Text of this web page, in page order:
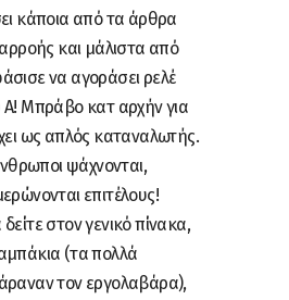
κάποια από τα άρθρα
και μάλιστα από
να αγοράσει ρελέ
Α! Μπράβο κατ αρχήν για
ως απλός καταναλωτής.
ψάχνονται,
επιτέλους!
στον γενικό πίνακα,
(τα πολλά
τον εργολαβάρα),